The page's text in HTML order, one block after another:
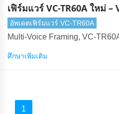
เฟิร์มแวร์ VC-TR60A ใหม่ –
อัพเดตเฟิร์มแวร์ VC-TR60A
Multi-Voice Framing, VC-
ศึกษาเพิ่มเติม
1